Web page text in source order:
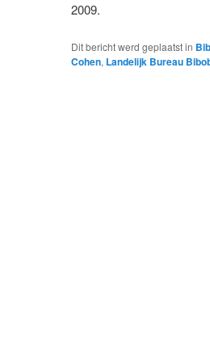
2009.
Dit bericht werd geplaatst in
Cohen, Landelijk Bureau